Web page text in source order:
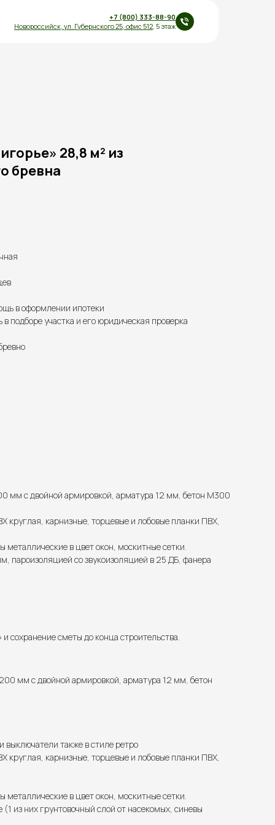
+7 (800) 333-88-90
Новороссийск, ул. Губернского 25, офис 512, 5 этаж
28,8 м² из
бревна
в оформлении ипотеки
подборе участка и его юридическая проверка
мм с двойной армировкой, арматура 12 мм, бетон М300
карнизные, торцевые и лобовые планки ПВХ,
в цвет окон, москитные сетки.
со звукоизоляцией в 25 ДБ, фанера
сметы до конца строительства.
мм с двойной армировкой, арматура 12 мм, бетон
выключатели также в стиле ретро
карнизные, торцевые и лобовые планки ПВХ,
в цвет окон, москитные сетки.
из них грунтовочный слой от насекомых, синевы